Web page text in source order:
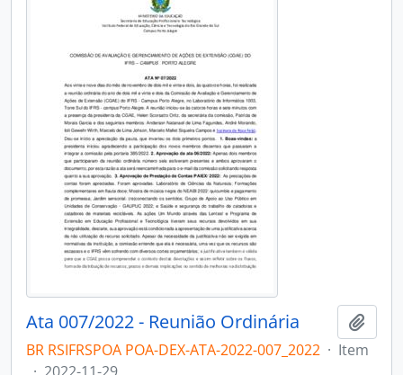
Ata 007/2022 - Reunião Ordinária
BR RSIFRSPOA POA-DEX-ATA-2022-007_2022 · Item